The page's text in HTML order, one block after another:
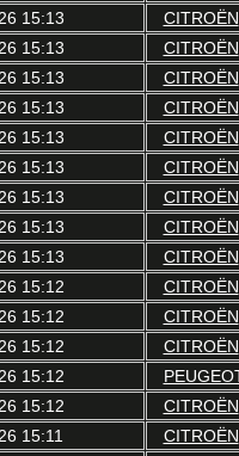
15:13 CITROËN
15:13 CITROËN
15:13 CITROËN
15:13 CITROËN
15:13 CITROËN
15:13 CITROËN
15:13 CITROËN
15:13 CITROËN
15:13 CITROËN
15:12 CITROËN
15:12 CITROËN
15:12 CITROËN
15:12
15:12 CITROËN
15:11 CITROËN